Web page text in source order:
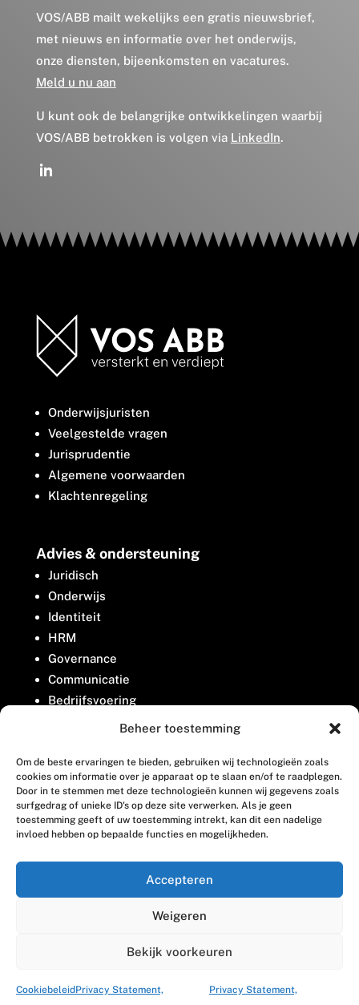
Beheer toestemming
Om de beste ervaringen te bieden, gebruiken wij technologieën zoals
cookies om informatie over je apparaat op te slaan en/of te raadplegen.
Door in te stemmen met deze technologieën kunnen wij gegevens zoals
surfgedrag of unieke ID's op deze site verwerken. Als je geen
toestemming geeft of uw toestemming intrekt, kan dit een nadelige
invloed hebben op bepaalde functies en mogelijkheden.
Accepteren
Weigeren
Bekijk voorkeuren
CookiebeleidPrivacy Statement, Privacy Statement,
VOS/ABB mailt wekelijks een gratis nieuwsbrief,
met nieuws en informatie over het onderwijs,
onze diensten, bijeenkomsten en vacatures.
Meld u nu aan
U kunt ook de belangrijke ontwikkelingen waarbij
VOS/ABB betrokken is volgen via LinkedIn.
Onderwijsjuristen
Veelgestelde vragen
Jurisprudentie
Algemene voorwaarden
Klachtenregeling
Advies & ondersteuning
Juridisch
Onderwijs
Identiteit
HRM
Governance
Communicatie
Bedrijfsvoering
Belangenbehartiging
Contact
Houttuinlaan 8
3447 GM Woerden